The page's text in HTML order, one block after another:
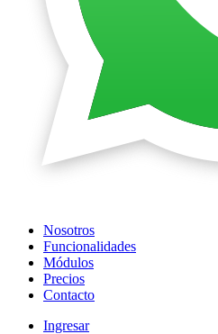
Nosotros
Funcionalidades
Módulos
Precios
Contacto
Ingresar